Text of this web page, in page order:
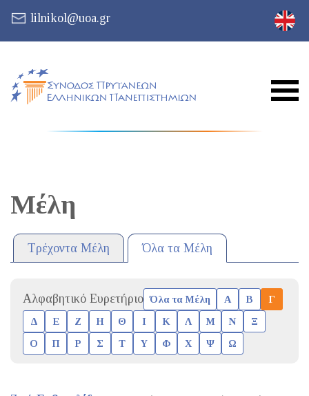
lilnikol@uoa.gr
Μέλη
Τρέχοντα Μέλη Όλα τα Μέλη
Αλφαβητικό Ευρετήριο Όλα τα Μέλη Α Β
Γ
Δ
Ε Ζ Η Θ Ι Κ Λ Μ Ν
Ξ
Ο
Π Ρ Σ Τ Υ Φ Χ Ψ Ω